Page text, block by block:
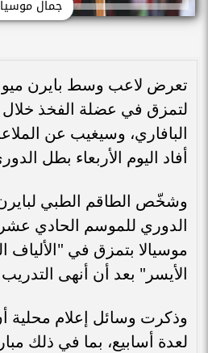
جمال
تعرض لاعب وسط بايرن
لتمزق في عضلة الفخذ خلال
البافاري، وسيغيب عن
أفاد اليوم الأربعاء بطل
وشخّص الطاقم الطبي
الدوري للموسم الحادي عشر
موسيالا بتمزق في
الأيسر" بعد أن أنهى التدريب
وذكرت وسائل إعلام محلية
لعدة أسابيع، بما في ذلك